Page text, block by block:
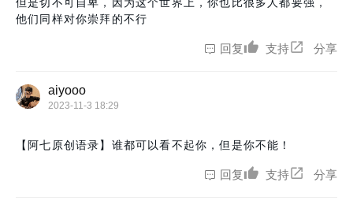
他们同样对你崇拜的不行
回复 支持 分享
aiyooo
2023-11-3 18:29
【阿七原创语录】谁都可以看不起你，但是你不能！
回复 支持 分享